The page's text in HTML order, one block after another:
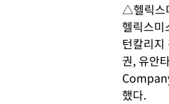
△헬릭스
헬릭스미
턴칼리지
권, 유안
했다.